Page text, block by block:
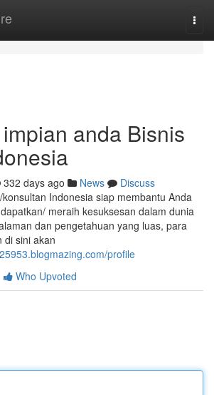
anda Bisnis
332 days ago News
Discuss
Indonesia siap membantu Anda
meraih kesuksesan dalam dunia
dan pengetahuan yang luas, para
di sini akan
profile
Who Upvoted